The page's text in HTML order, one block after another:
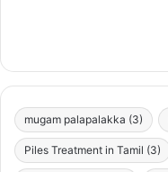
mugam palapalakka (3)
Piles Treatment in Tamil (3)